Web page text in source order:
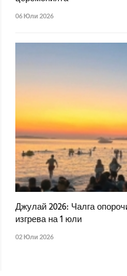
06 Юли 2026
Джулай 2026: Чалга
изгрева на 1 юли
02 Юли 2026